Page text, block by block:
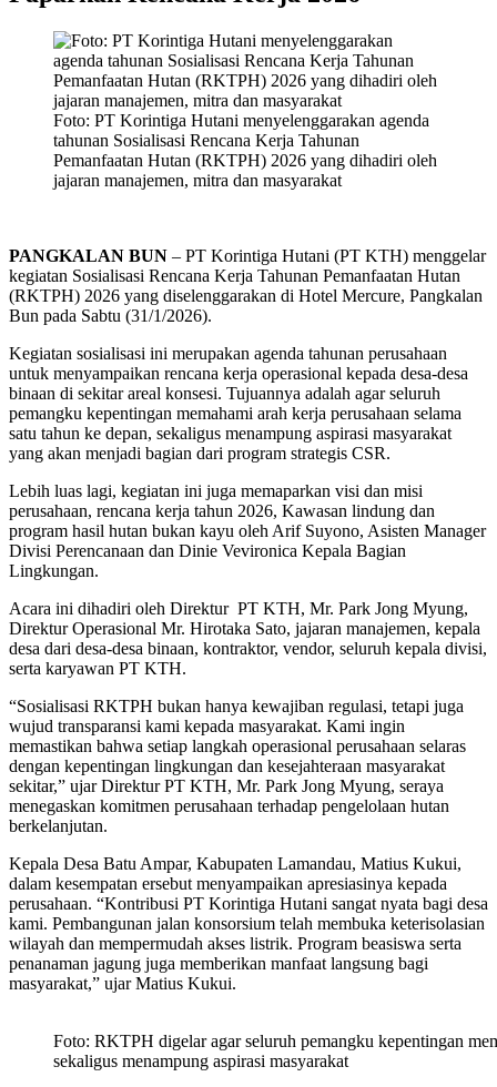
Foto: PT Korintiga Hutani menyelenggarakan agenda
tahunan Sosialisasi Rencana Kerja Tahunan
Pemanfaatan Hutan (RKTPH) 2026 yang dihadiri oleh
jajaran manajemen, mitra dan masyarakat
PANGKALAN BUN – PT Korintiga Hutani (PT KTH) menggelar
kegiatan Sosialisasi Rencana Kerja Tahunan Pemanfaatan Hutan
(RKTPH) 2026 yang diselenggarakan di Hotel Mercure, Pangkalan
Bun pada Sabtu (31/1/2026).
Kegiatan sosialisasi ini merupakan agenda tahunan perusahaan
untuk menyampaikan rencana kerja operasional kepada desa-desa
binaan di sekitar areal konsesi. Tujuannya adalah agar seluruh
pemangku kepentingan memahami arah kerja perusahaan selama
satu tahun ke depan, sekaligus menampung aspirasi masyarakat
yang akan menjadi bagian dari program strategis CSR.
Lebih luas lagi, kegiatan ini juga memaparkan visi dan misi
perusahaan, rencana kerja tahun 2026, Kawasan lindung dan
program hasil hutan bukan kayu oleh Arif Suyono, Asisten Manager
Divisi Perencanaan dan Dinie Vevironica Kepala Bagian
Lingkungan.
Acara ini dihadiri oleh Direktur PT KTH, Mr. Park Jong Myung,
Direktur Operasional Mr. Hirotaka Sato, jajaran manajemen, kepala
desa dari desa-desa binaan, kontraktor, vendor, seluruh kepala divisi,
serta karyawan PT KTH.
“Sosialisasi RKTPH bukan hanya kewajiban regulasi, tetapi juga
wujud transparansi kami kepada masyarakat. Kami ingin
memastikan bahwa setiap langkah operasional perusahaan selaras
dengan kepentingan lingkungan dan kesejahteraan masyarakat
sekitar,” ujar Direktur PT KTH, Mr. Park Jong Myung, seraya
menegaskan komitmen perusahaan terhadap pengelolaan hutan
berkelanjutan.
Kepala Desa Batu Ampar, Kabupaten Lamandau, Matius Kukui,
dalam kesempatan ersebut menyampaikan apresiasinya kepada
perusahaan. “Kontribusi PT Korintiga Hutani sangat nyata bagi desa
kami. Pembangunan jalan konsorsium telah membuka keterisolasian
wilayah dan mempermudah akses listrik. Program beasiswa serta
penanaman jagung juga memberikan manfaat langsung bagi
masyarakat,” ujar Matius Kukui.
Foto: RKTPH digelar agar seluruh pemangku kepentingan
sekaligus menampung aspirasi masyarakat